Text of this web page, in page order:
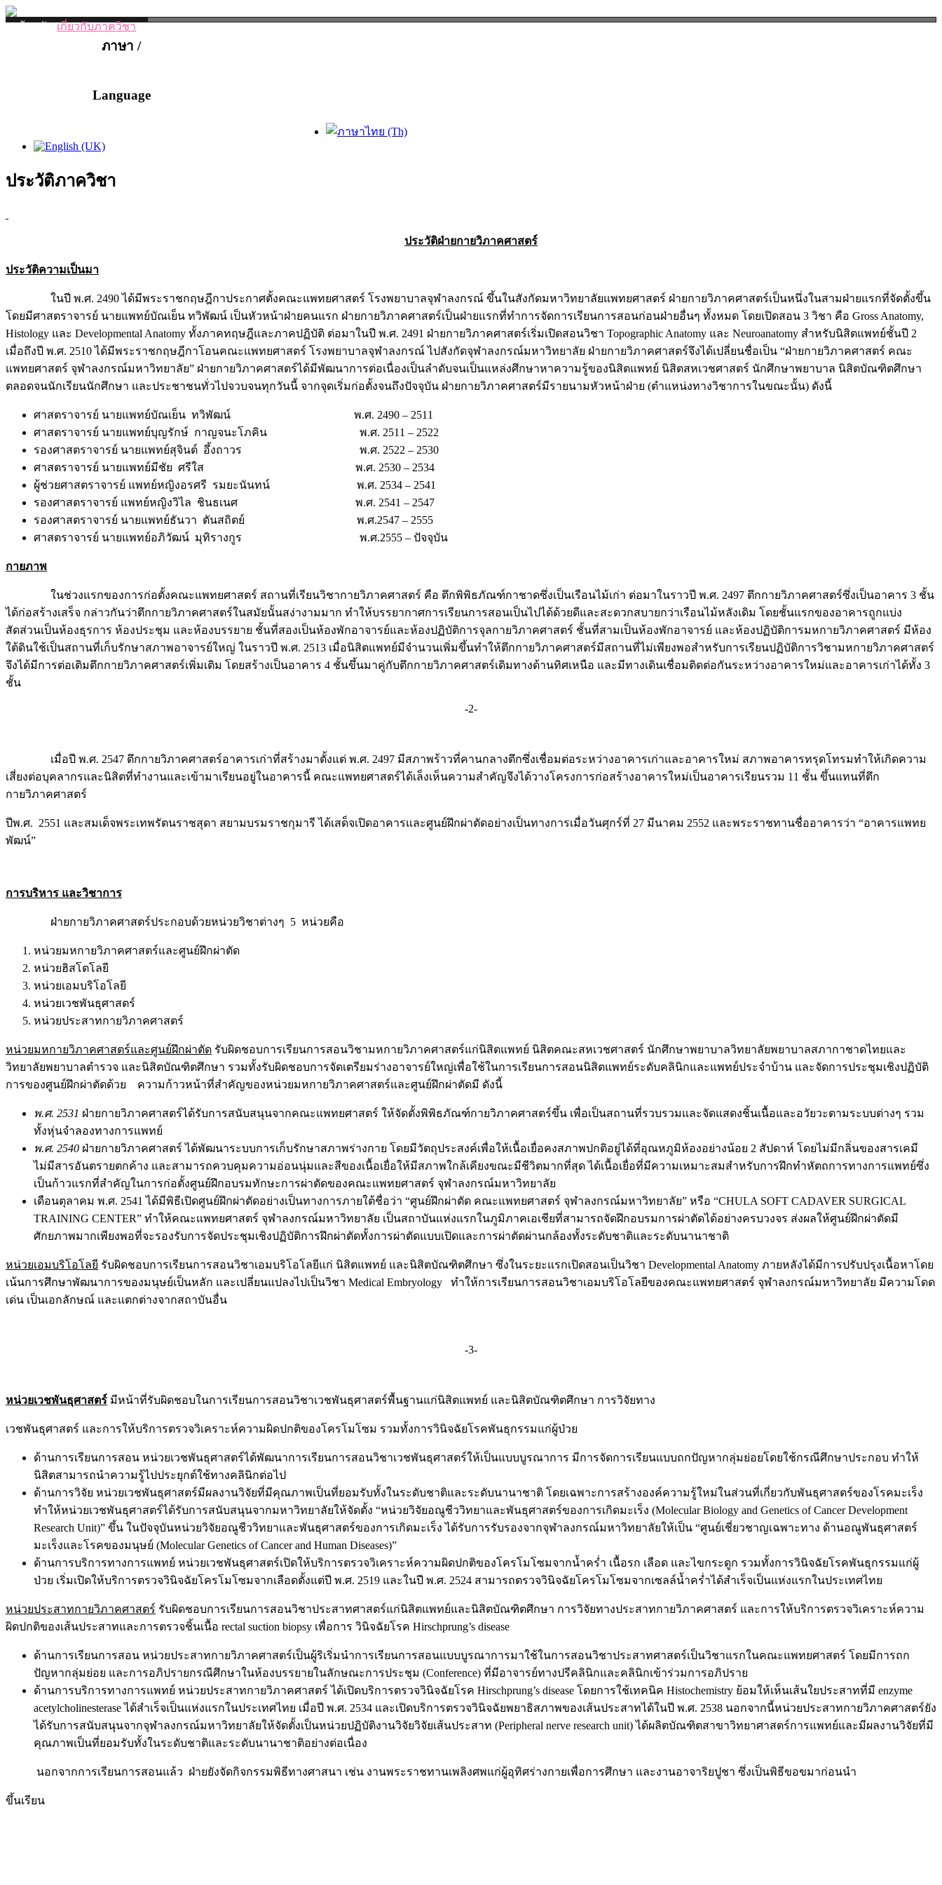
หน้าหลัก เกี่ยวกับภาควิชา
เอกสารดาวน์โหลด
ภาษา /
Language
ประวัติภาควิชา
ประวัติฝ่ายกายวิภาคศาสตร์
ประวัติความเป็นมา
ในปี พ.ศ. 2490 ได้มีพระราชกฤษฎีกาประกาศตั้งคณะแพทยศาสตร์ โรงพยาบาลจุฬาลงกรณ์ ขึ้นในสังกัดมหาวิทยาลัยแพทยศาสตร์ ฝ่ายกายวิภาคศาสตร์เป็นหนึ่งในสามฝ่ายแรกที่จัดตั้งขึ้น
โดยมีศาสตราจารย์ นายแพทย์บัณเย็น ทวิพัฒน์ เป็นหัวหน้าฝ่ายคนแรก ฝ่ายกายวิภาคศาสตร์เป็นฝ่ายแรกที่ทำการจัดการเรียนการสอนก่อนฝ่ายอื่นๆ ทั้งหมด โดยเปิดสอน 3 วิชา คือ Gross Anatomy,
Histology และ Developmental Anatomy ทั้งภาคทฤษฎีและภาคปฏิบัติ ต่อมาในปี พ.ศ. 2491 ฝ่ายกายวิภาคศาสตร์เริ่มเปิดสอนวิชา Topographic Anatomy และ Neuroanatomy สำหรับนิสิตแพทย์ชั้นปี 2
เมื่อถึงปี พ.ศ. 2510 ได้มีพระราชกฤษฎีกาโอนคณะแพทยศาสตร์ โรงพยาบาลจุฬาลงกรณ์ ไปสังกัดจุฬาลงกรณ์มหาวิทยาลัย ฝ่ายกายวิภาคศาสตร์จึงได้เปลี่ยนชื่อเป็น “ฝ่ายกายวิภาคศาสตร์ คณะ
แพทยศาสตร์ จุฬาลงกรณ์มหาวิทยาลัย” ฝ่ายกายวิภาคศาสตร์ได้มีพัฒนาการต่อเนื่องเป็นลำดับจนเป็นแหล่งศึกษาหาความรู้ของนิสิตแพทย์ นิสิตสหเวชศาสตร์ นักศึกษาพยาบาล นิสิตบัณฑิตศึกษา
ตลอดจนนักเรียนนักศึกษา และประชาชนทั่วไปจวบจนทุกวันนี้ จากจุดเริ่มก่อตั้งจนถึงปัจจุบัน ฝ่ายกายวิภาคศาสตร์มีรายนามหัวหน้าฝ่าย (ตำแหน่งทางวิชาการในขณะนั้น) ดังนี้
ศาสตราจารย์ นายแพทย์บัณเย็น ทวิพัฒน์ พ.ศ. 2490 – 2511
ศาสตราจารย์ นายแพทย์บุญรักษ์ กาญจนะโภคิน พ.ศ. 2511 – 2522
รองศาสตราจารย์ นายแพทย์สุจินต์ อึ้งถาวร พ.ศ. 2522 – 2530
ศาสตราจารย์ นายแพทย์มีชัย ศรีใส พ.ศ. 2530 – 2534
ผู้ช่วยศาสตราจารย์ แพทย์หญิงอรศรี รมยะนันทน์ พ.ศ. 2534 – 2541
รองศาสตราจารย์ แพทย์หญิงวิไล ชินธเนศ พ.ศ. 2541 – 2547
รองศาสตราจารย์ นายแพทย์ธันวา ตันสถิตย์ พ.ศ.2547 – 2555
ศาสตราจารย์ นายแพทย์อภิวัฒน์ มุทิรางกูร พ.ศ.2555 – ปัจจุบัน
กายภาพ
ในช่วงแรกของการก่อตั้งคณะแพทยศาสตร์ สถานที่เรียนวิชากายวิภาคศาสตร์ คือ ตึกพิพิธภัณฑ์กาชาดซึ่งเป็นเรือนไม้เก่า ต่อมาในราวปี พ.ศ. 2497 ตึกกายวิภาคศาสตร์ซึ่งเป็นอาคาร 3 ชั้น
ได้ก่อสร้างเสร็จ กล่าวกันว่าตึกกายวิภาคศาสตร์ในสมัยนั้นสง่างามมาก ทำให้บรรยากาศการเรียนการสอนเป็นไปได้ด้วยดีและสะดวกสบายกว่าเรือนไม้หลังเดิม โดยชั้นแรกของอาคารถูกแบ่ง
สัดส่วนเป็นห้องธุรการ ห้องประชุม และห้องบรรยาย ชั้นที่สองเป็นห้องพักอาจารย์และห้องปฏิบัติการจุลกายวิภาคศาสตร์ ชั้นที่สามเป็นห้องพักอาจารย์ และห้องปฏิบัติการมหกายวิภาคศาสตร์ มีห้อง
ใต้ดินใช้เป็นสถานที่เก็บรักษาสภาพอาจารย์ใหญ่ ในราวปี พ.ศ. 2513 เมื่อนิสิตแพทย์มีจำนวนเพิ่มขึ้นทำให้ตึกกายวิภาคศาสตร์มีสถานที่ไม่เพียงพอสำหรับการเรียนปฏิบัติการวิชามหกายวิภาคศาสตร์
จึงได้มีการต่อเติมตึกกายวิภาคศาสตร์เพิ่มเติม โดยสร้างเป็นอาคาร 4 ชั้นขึ้นมาคู่กับตึกกายวิภาคศาสตร์เดิมทางด้านทิศเหนือ และมีทางเดินเชื่อมติดต่อกันระหว่างอาคารใหม่และอาคารเก่าได้ทั้ง 3
ชั้น
-2-
เมื่อปี พ.ศ. 2547 ตึกกายวิภาคศาสตร์อาคารเก่าที่สร้างมาตั้งแต่ พ.ศ. 2497 มีสภาพร้าวที่คานกลางตึกซึ่งเชื่อมต่อระหว่างอาคารเก่าและอาคารใหม่ สภาพอาคารทรุดโทรมทำให้เกิดความ
เสี่ยงต่อบุคลากรและนิสิตที่ทำงานและเข้ามาเรียนอยู่ในอาคารนี้ คณะแพทยศาสตร์ได้เล็งเห็นความสำคัญจึงได้วางโครงการก่อสร้างอาคารใหม่เป็นอาคารเรียนรวม 11 ชั้น ขึ้นแทนที่ตึก
กายวิภาคศาสตร์
ปีพ.ศ. 2551 และสมเด็จพระเทพรัตนราชสุดา สยามบรมราชกุมารี ได้เสด็จเปิดอาคารและศูนย์ฝึกผ่าตัดอย่างเป็นทางการเมื่อวันศุกร์ที่ 27 มีนาคม 2552 และพระราชทานชื่ออาคารว่า “อาคารแพทย
พัฒน์”
การบริหาร และวิชาการ
ฝ่ายกายวิภาคศาสตร์ประกอบด้วยหน่วยวิชาต่างๆ 5 หน่วยคือ
หน่วยมหกายวิภาคศาสตร์และศูนย์ฝึกผ่าตัด
หน่วยฮิสโตโลยี
หน่วยเอมบริโอโลยี
หน่วยเวชพันธุศาสตร์
หน่วยประสาทกายวิภาคศาสตร์
หน่วยมหกายวิภาคศาสตร์และศูนย์ฝึกผ่าตัด รับผิดชอบการเรียนการสอนวิชามหกายวิภาคศาสตร์แก่นิสิตแพทย์ นิสิตคณะสหเวชศาสตร์ นักศึกษาพยาบาลวิทยาลัยพยาบาลสภากาชาดไทยและ
วิทยาลัยพยาบาลตำรวจ และนิสิตบัณฑิตศึกษา รวมทั้งรับผิดชอบการจัดเตรียมร่างอาจารย์ใหญ่เพื่อใช้ในการเรียนการสอนนิสิตแพทย์ระดับคลินิกและแพทย์ประจำบ้าน และจัดการประชุมเชิงปฏิบัติ
การของศูนย์ฝึกผ่าตัดด้วย ความก้าวหน้าที่สำคัญของหน่วยมหกายวิภาคศาสตร์และศูนย์ฝึกผ่าตัดมี ดังนี้
พ.ศ. 2531 ฝ่ายกายวิภาคศาสตร์ได้รับการสนับสนุนจากคณะแพทยศาสตร์ ให้จัดตั้งพิพิธภัณฑ์กายวิภาคศาสตร์ขึ้น เพื่อเป็นสถานที่รวบรวมและจัดแสดงชิ้นเนื้อและอวัยวะตามระบบต่างๆ รวม
ทั้งหุ่นจำลองทางการแพทย์
พ.ศ. 2540 ฝ่ายกายวิภาคศาสตร์ ได้พัฒนาระบบการเก็บรักษาสภาพร่างกาย โดยมีวัตถุประสงค์เพื่อให้เนื้อเยื่อคงสภาพปกติอยู่ได้ที่อุณหภูมิห้องอย่างน้อย 2 สัปดาห์ โดยไม่มีกลิ่นของสารเคมี
ไม่มีสารอันตรายตกค้าง และสามารถควบคุมความอ่อนนุ่มและสีของเนื้อเยื่อให้มีสภาพใกล้เคียงขณะมีชีวิตมากที่สุด ได้เนื้อเยื่อที่มีความเหมาะสมสำหรับการฝึกทำหัตถการทางการแพทย์ซึ่ง
เป็นก้าวแรกที่สำคัญในการก่อตั้งศูนย์ฝึกอบรมทักษะการผ่าตัดของคณะแพทยศาสตร์ จุฬาลงกรณ์มหาวิทยาลัย
เดือนตุลาคม พ.ศ. 2541 ได้มีพิธีเปิดศูนย์ฝึกผ่าตัดอย่างเป็นทางการภายใต้ชื่อว่า “ศูนย์ฝึกผ่าตัด คณะแพทยศาสตร์ จุฬาลงกรณ์มหาวิทยาลัย” หรือ “CHULA SOFT CADAVER SURGICAL
TRAINING CENTER” ทำให้คณะแพทยศาสตร์ จุฬาลงกรณ์มหาวิทยาลัย เป็นสถาบันแห่งแรกในภูมิภาคเอเชียที่สามารถจัดฝึกอบรมการผ่าตัดได้อย่างครบวงจร ส่งผลให้ศูนย์ฝึกผ่าตัดมี
ศักยภาพมากเพียงพอที่จะรองรับการจัดประชุมเชิงปฏิบัติการฝึกผ่าตัดทั้งการผ่าตัดแบบเปิดและการผ่าตัดผ่านกล้องทั้งระดับชาติและระดับนานาชาติ
หน่วยเอมบริโอโลยี รับผิดชอบการเรียนการสอนวิชาเอมบริโอโลยีแก่ นิสิตแพทย์ และนิสิตบัณฑิตศึกษา ซึ่งในระยะแรกเปิดสอนเป็นวิชา Developmental Anatomy ภายหลังได้มีการปรับปรุงเนื้อหาโดย
เน้นการศึกษาพัฒนาการของมนุษย์เป็นหลัก และเปลี่ยนแปลงไปเป็นวิชา Medical Embryology ทำให้การเรียนการสอนวิชาเอมบริโอโลยีของคณะแพทยศาสตร์ จุฬาลงกรณ์มหาวิทยาลัย มีความโดด
เด่น เป็นเอกลักษณ์ และแตกต่างจากสถาบันอื่น
-3-
หน่วยเวชพันธุศาสตร์ มีหน้าที่รับผิดชอบในการเรียนการสอนวิชาเวชพันธุศาสตร์พื้นฐานแก่นิสิตแพทย์ และนิสิตบัณฑิตศึกษา การวิจัยทาง
เวชพันธุศาสตร์ และการให้บริการตรวจวิเคราะห์ความผิดปกติของโครโมโซม รวมทั้งการวินิจฉัยโรคพันธุกรรมแก่ผู้ป่วย
ด้านการเรียนการสอน หน่วยเวชพันธุศาสตร์ได้พัฒนาการเรียนการสอนวิชาเวชพันธุศาสตร์ให้เป็นแบบบูรณาการ มีการจัดการเรียนแบบถกปัญหากลุ่มย่อยโดยใช้กรณีศึกษาประกอบ ทำให้
นิสิตสามารถนำความรู้ไปประยุกต์ใช้ทางคลินิกต่อไป
ด้านการวิจัย หน่วยเวชพันธุศาสตร์มีผลงานวิจัยที่มีคุณภาพเป็นที่ยอมรับทั้งในระดับชาติและระดับนานาชาติ โดยเฉพาะการสร้างองค์ความรู้ใหม่ในส่วนที่เกี่ยวกับพันธุศาสตร์ของโรคมะเร็ง
ทำให้หน่วยเวชพันธุศาสตร์ได้รับการสนับสนุนจากมหาวิทยาลัยให้จัดตั้ง “หน่วยวิจัยอณูชีววิทยาและพันธุศาสตร์ของการเกิดมะเร็ง (Molecular Biology and Genetics of Cancer Development
Research Unit)” ขึ้น ในปัจจุบันหน่วยวิจัยอณูชีววิทยาและพันธุศาสตร์ของการเกิดมะเร็ง ได้รับการรับรองจากจุฬาลงกรณ์มหาวิทยาลัยให้เป็น “ศูนย์เชี่ยวชาญเฉพาะทาง ด้านอณูพันธุศาสตร์
มะเร็งและโรคของมนุษย์ (Molecular Genetics of Cancer and Human Diseases)”
ด้านการบริการทางการแพทย์ หน่วยเวชพันธุศาสตร์เปิดให้บริการตรวจวิเคราะห์ความผิดปกติของโครโมโซมจากน้ำคร่ำ เนื้อรก เลือด และไขกระดูก รวมทั้งการวินิจฉัยโรคพันธุกรรมแก่ผู้
ป่วย เริ่มเปิดให้บริการตรวจวินิจฉัยโครโมโซมจากเลือดตั้งแต่ปี พ.ศ. 2519 และในปี พ.ศ. 2524 สามารถตรวจวินิจฉัยโครโมโซมจากเซลล์น้ำคร่ำได้สำเร็จเป็นแห่งแรกในประเทศไทย
หน่วยประสาทกายวิภาคศาสตร์ รับผิดชอบการเรียนการสอนวิชาประสาทศาสตร์แก่นิสิตแพทย์และนิสิตบัณฑิตศึกษา การวิจัยทางประสาทกายวิภาคศาสตร์ และการให้บริการตรวจวิเคราะห์ความ
ผิดปกติของเส้นประสาทและการตรวจชิ้นเนื้อ rectal suction biopsy เพื่อการ วินิจฉัยโรค Hirschprung’s disease
ด้านการเรียนการสอน หน่วยประสาทกายวิภาคศาสตร์เป็นผู้ริเริ่มนำการเรียนการสอนแบบบูรณาการมาใช้ในการสอนวิชาประสาทศาสตร์เป็นวิชาแรกในคณะแพทยศาสตร์ โดยมีการถก
ปัญหากลุ่มย่อย และการอภิปรายกรณีศึกษาในห้องบรรยายในลักษณะการประชุม (Conference) ที่มีอาจารย์ทางปรีคลินิกและคลินิกเข้าร่วมการอภิปราย
ด้านการบริการทางการแพทย์ หน่วยประสาทกายวิภาคศาสตร์ ได้เปิดบริการตรวจวินิจฉัยโรค Hirschprung’s disease โดยการใช้เทคนิค Histochemistry ย้อมให้เห็นเส้นใยประสาทที่มี enzyme
acetylcholinesterase ได้สำเร็จเป็นแห่งแรกในประเทศไทย เมื่อปี พ.ศ. 2534 และเปิดบริการตรวจวินิจฉัยพยาธิสภาพของเส้นประสาทได้ในปี พ.ศ. 2538 นอกจากนี้หน่วยประสาทกายวิภาคศาสตร์ยัง
ได้รับการสนับสนุนจากจุฬาลงกรณ์มหาวิทยาลัยให้จัดตั้งเป็นหน่วยปฏิบัติงานวิจัยวิจัยเส้นประสาท (Peripheral nerve research unit) ได้ผลิตบัณฑิตสาขาวิทยาศาสตร์การแพทย์และมีผลงานวิจัยที่มี
คุณภาพเป็นที่ยอมรับทั้งในระดับชาติและระดับนานาชาติอย่างต่อเนื่อง
นอกจากการเรียนการสอนแล้ว ฝ่ายยังจัดกิจกรรมพิธีทางศาสนา เช่น งานพระราชทานเพลิงศพแก่ผู้อุทิศร่างกายเพื่อการศึกษา และงานอาจาริยปูชา ซึ่งเป็นพิธีขอขมาก่อนนำ
ขึ้นเรียน